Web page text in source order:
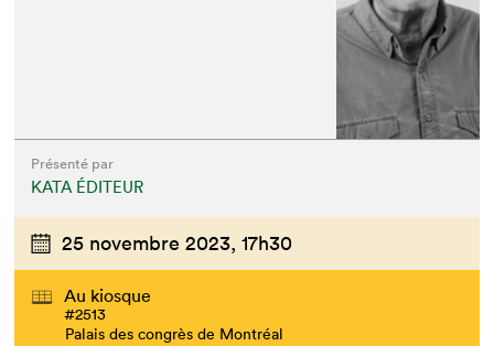
Présenté par
KATA ÉDITEUR
25 novembre 2023, 17h30
Au kiosque
#2513
Palais des congrès de Montréal